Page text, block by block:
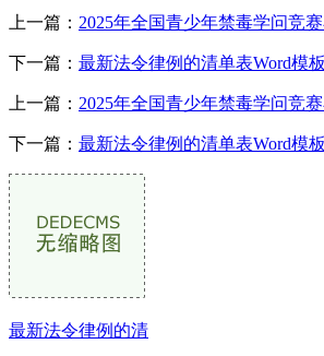
上一篇： 2025年全国青少年禁毒学问竞
下一篇： 最新法令律例的清单表Word模
上一篇： 2025年全国青少年禁毒学问竞
下一篇： 最新法令律例的清单表Word模
最新法令律例的清